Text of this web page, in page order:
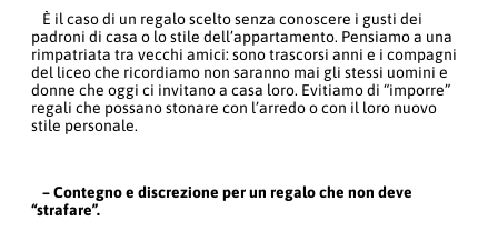
È il caso di un regalo scelto senza conoscere i gusti dei
padroni di casa o lo stile dell’appartamento. Pensiamo a una
rimpatriata tra vecchi amici: sono trascorsi anni e i compagni
del liceo che ricordiamo non saranno mai gli stessi uomini e
donne che oggi ci invitano a casa loro. Evitiamo di “imporre”
regali che possano stonare con l’arredo o con il loro nuovo
stile personale.
– Contegno e discrezione per un regalo che non deve
“strafare”.